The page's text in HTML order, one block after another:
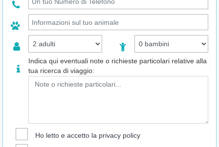
Indica qui eventuali note o richieste particolari relative alla
tua ricerca di viaggio:
Ho letto e accetto la privacy policy